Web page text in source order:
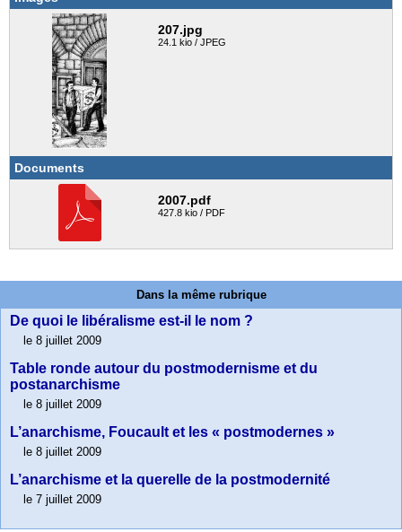
207.jpg
24.1 kio / JPEG
Documents
2007.pdf
427.8 kio / PDF
Dans la même rubrique
De quoi le libéralisme est-il le nom ?
le 8 juillet 2009
Table ronde autour du postmodernisme et du
postanarchisme
le 8 juillet 2009
L’anarchisme, Foucault et les « postmodernes »
le 8 juillet 2009
L’anarchisme et la querelle de la postmodernité
le 7 juillet 2009